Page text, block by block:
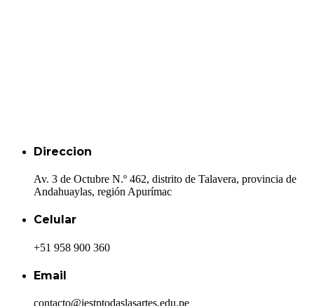
Direccion
Av. 3 de Octubre N.º 462, distrito de Talavera, provincia de
Andahuaylas, región Apurímac
Celular
+51 958 900 360
Email
contacto@iestptodaslasartes.edu.pe